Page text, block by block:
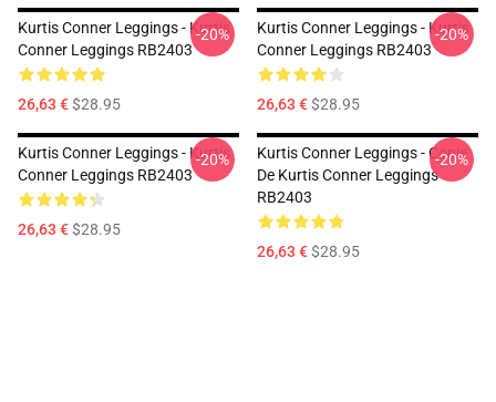
Kurtis Conner Leggings - Kurtis
Conner Leggings RB2403
26,63 €$28.95
-20%
Kurtis Conner Leggings - Kurtis
Conner Leggings RB2403
26,63 €$28.95
-20%
Kurtis Conner Leggings - Kurtis
Conner Leggings RB2403
26,63 €$28.95
-20%
Kurtis Conner Leggings - Copie
De Kurtis Conner Leggings
RB2403
26,63 €$28.95
-20%